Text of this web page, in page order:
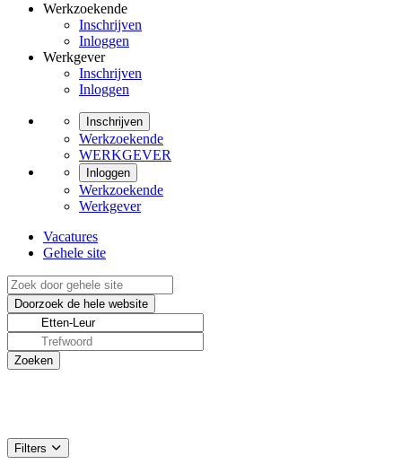
Werkzoekende
Inschrijven
Inloggen
Werkgever
Inschrijven
Inloggen
Inschrijven
Werkzoekende
WERKGEVER
Inloggen
Werkzoekende
Werkgever
Vacatures
Gehele site
Filters